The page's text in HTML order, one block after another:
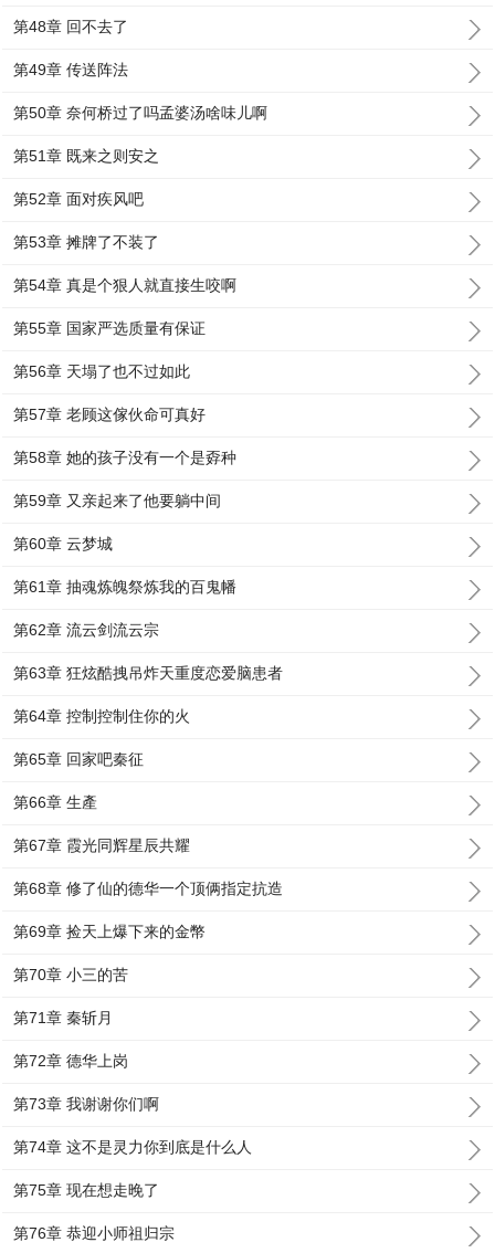
第48章 回不去了
第49章 传送阵法
第50章 奈何桥过了吗孟婆汤啥味儿啊
第51章 既来之则安之
第52章 面对疾风吧
第53章 摊牌了不装了
第54章 真是个狠人就直接生咬啊
第55章 国家严选质量有保证
第56章 天塌了也不过如此
第57章 老顾这傢伙命可真好
第58章 她的孩子没有一个是孬种
第59章 又亲起来了他要躺中间
第60章 云梦城
第61章 抽魂炼魄祭炼我的百鬼幡
第62章 流云剑流云宗
第63章 狂炫酷拽吊炸天重度恋爱脑患者
第64章 控制控制住你的火
第65章 回家吧秦征
第66章 生產
第67章 霞光同辉星辰共耀
第68章 修了仙的德华一个顶俩指定抗造
第69章 捡天上爆下来的金幣
第70章 小三的苦
第71章 秦斩月
第72章 德华上岗
第73章 我谢谢你们啊
第74章 这不是灵力你到底是什么人
第75章 现在想走晚了
第76章 恭迎小师祖归宗